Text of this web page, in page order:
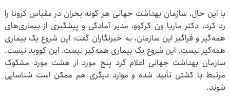
با این حال، سازمان بهداشت جهانی هر گونه بحران در مقیاس کرونا را
رد کرد. دکتر ماریا ون کرکوو، مدیر آمادگی و پیشگیری از بیماری‌های
همه‌گیر و فراگیر این سازمان، به خبرنگاران گفت: این شروع یک بیماری
همه‌گیر نیست. این شروع یک بیماری همه‌گیر نیست. این کووید نیست.
سازمان بهداشت جهانی اعلام کرد پنج مورد از هشت مورد مشکوک
مرتبط با کشتی تأیید شده و موارد دیگری هم ممکن است شناسایی
شوند.